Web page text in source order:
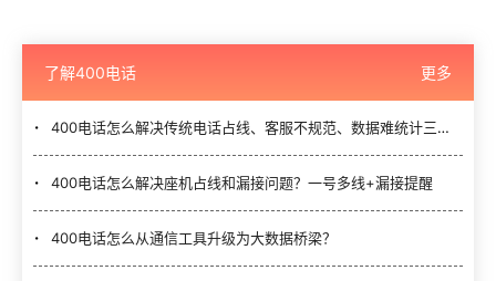
了解400电话 更多
400电话怎么解决传统电话占线、客服不规范、数据难统计三大难题？
400电话怎么解决座机占线和漏接问题？一号多线+漏接提醒
400电话怎么从通信工具升级为大数据桥梁？